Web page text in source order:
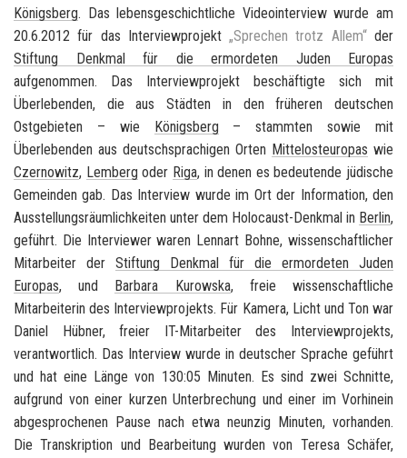
Königsberg. Das lebensgeschichtliche Videointerview wurde am
20.6.2012 für das Interviewprojekt„Sprechen trotz Allem“der
Stiftung Denkmal für die ermordeten Juden Europas
aufgenommen. Das Interviewprojekt beschäftigte sich mit
Überlebenden, die aus Städten in denfrüheren deutschen
Ostgebieten – wie Königsberg – stammten sowie mit
Überlebenden aus deutschsprachigen Orten Mittelosteuropas wie
Czernowitz, Lemberg oder Riga, in denen es bedeutende jüdische
Gemeinden gab. Das Interview wurde im Ort der Information, den
Ausstellungsräumlichkeiten unter dem Holocaust-Denkmal in Berlin,
geführt. Die Interviewer waren Lennart Bohne, wissenschaftlicher
Mitarbeiter der Stiftung Denkmal für die ermordeten Juden
Europas, und Barbara Kurowska, freie wissenschaftliche
Mitarbeiterin des Interviewprojekts. Für Kamera, Licht und Ton war
Daniel Hübner, freier IT-Mitarbeiter des Interviewprojekts,
verantwortlich. Das Interview wurde in deutscher Sprache geführt
und hat eine Länge von 130:05 Minuten. Es sind zwei Schnitte,
aufgrund von einer kurzen Unterbrechung und einer im Vorhinein
abgesprochenen Pause nach etwa neunzig Minuten, vorhanden.
Die Transkription und Bearbeitung wurden von Teresa Schäfer,